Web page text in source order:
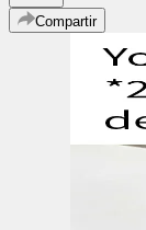
Compartir